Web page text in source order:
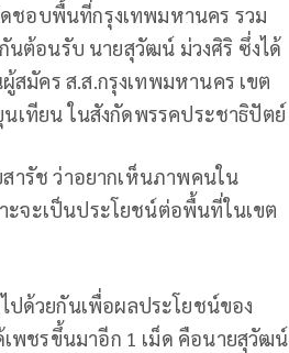
ชอบพื้นที่กรุงเทพมหานคร รวม
นต้อนรับ นายสุวัฒน์ ม่วงศิริ ซึ่งได้
มัคร ส.ส.กรุงเทพมหานคร เขต
เทียน ในสังกัดพรรคประชาธิปัตย์
ารัช ว่าอยากเห็นภาพคนใน
ะจะเป็นประโยชน์ต่อพื้นที่ในเขต
ด้วยกันเพื่อผลประโยชน์ของ
พชรขึ้นมาอีก 1 เม็ด คือนายสุวัฒน์